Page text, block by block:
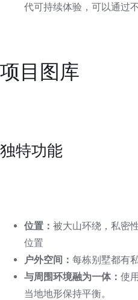
代可持续体验，可以通过
项目图库
独特功能
位置： 被大山环绕，私密
位置
户外空间： 每栋别墅都有
与周围环境融为一体： 使
当地地形保持平衡。